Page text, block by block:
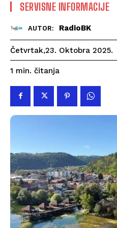
SERVISNE INFORMACIJE
AUTOR: RadioBK
Četvrtak,23. Oktobra 2025.
1 min. čitanja